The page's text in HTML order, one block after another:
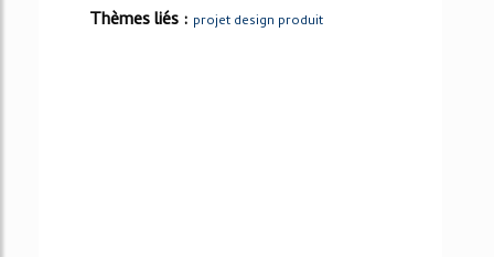
Thèmes liés : projet design produit